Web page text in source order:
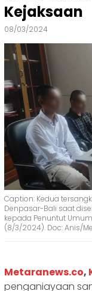
Kejaksaan
08/03/2024
Caption: Kedua
Denpasar-Bali saat
kepada Penuntut
(8/3/2024). Doc: Anis/
Metaranews.co,
penganiayaan